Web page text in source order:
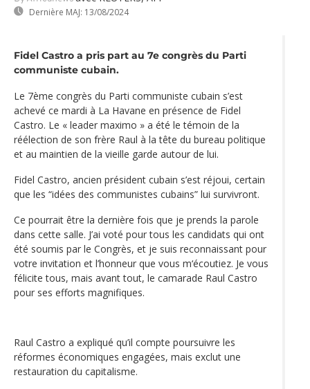
Dernière MAJ: 13/08/2024
Fidel Castro a pris part au 7e congrès du Parti
communiste cubain.
Le 7ème congrès du Parti communiste cubain s’est
achevé ce mardi à La Havane en présence de Fidel
Castro. Le « leader maximo » a été le témoin de la
réélection de son frère Raul à la tête du bureau politique
et au maintien de la vieille garde autour de lui.
Fidel Castro, ancien président cubain s’est réjoui, certain
que les “idées des communistes cubains” lui survivront.
Ce pourrait être la dernière fois que je prends la parole
dans cette salle. J’ai voté pour tous les candidats qui ont
été soumis par le Congrès, et je suis reconnaissant pour
votre invitation et l’honneur que vous m‘écoutiez. Je vous
félicite tous, mais avant tout, le camarade Raul Castro
pour ses efforts magnifiques.
Raul Castro a expliqué qu’il compte poursuivre les
réformes économiques engagées, mais exclut une
restauration du capitalisme.